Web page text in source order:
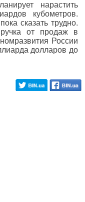
нарастить
кубометров.
сказать трудно.
от продаж в
России
долларов до